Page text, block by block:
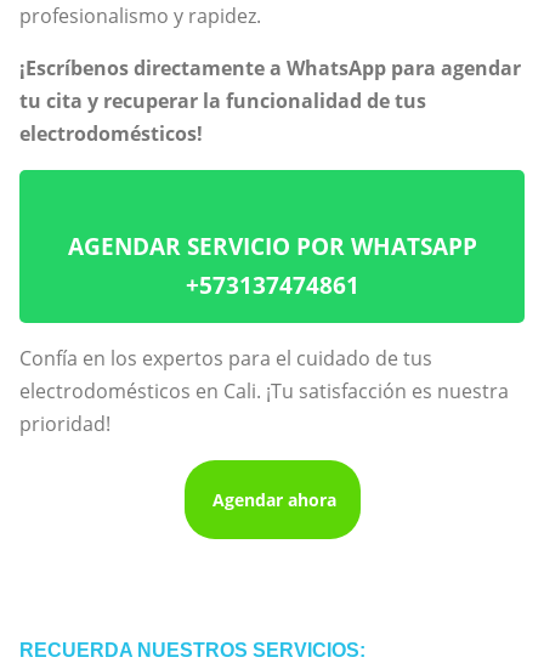
profesionalismo y rapidez.
¡Escríbenos directamente a WhatsApp para agendar
tu cita y recuperar la funcionalidad de tus
electrodomésticos!
AGENDAR SERVICIO POR WHATSAPP
+573137474861
Confía en los expertos para el cuidado de tus
electrodomésticos en Cali. ¡Tu satisfacción es nuestra
prioridad!
Agendar ahora
RECUERDA NUESTROS SERVICIOS: